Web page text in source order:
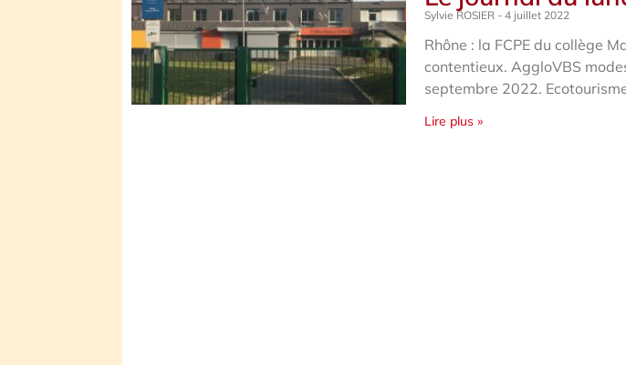
Sylvie ROSIER 4 juillet 2022
Rhône : la FCPE du collège
contentieux. AggloVBS
septembre 2022.
Lire plus »